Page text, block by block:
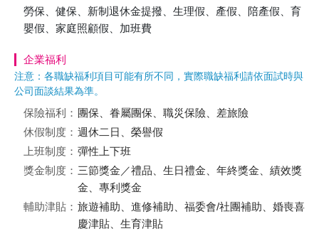
勞保、健保、新制退休金提撥、生理假、產假、陪產假、育
嬰假、家庭照顧假、加班費
企業福利
注意：各職缺福利項目可能有所不同，實際職缺福利請依面試時與
公司面談結果為準。
保險福利： 團保、眷屬團保、職災保險、差旅險
休假制度： 週休二日、榮譽假
上班制度： 彈性上下班
獎金制度： 三節獎金／禮品、生日禮金、年終獎金、績效獎
金、專利獎金
輔助津貼： 旅遊補助、進修補助、福委會/社團補助、婚喪喜
慶津貼、生育津貼